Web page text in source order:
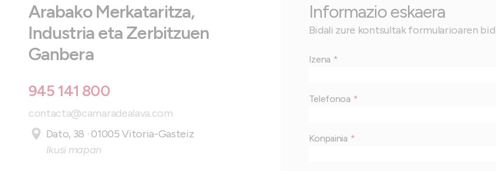
Arabako Merkataritza,
Industria eta Zerbitzuen
Ganbera
945 141 800
contacta@camaradealava.com
Dato, 38 · 01005 Vitoria-Gasteiz
Ikusi mapan
Informazio eskaera
Bidali zure kontsultak formularioaren
Izena
Telefonoa
Konpainia